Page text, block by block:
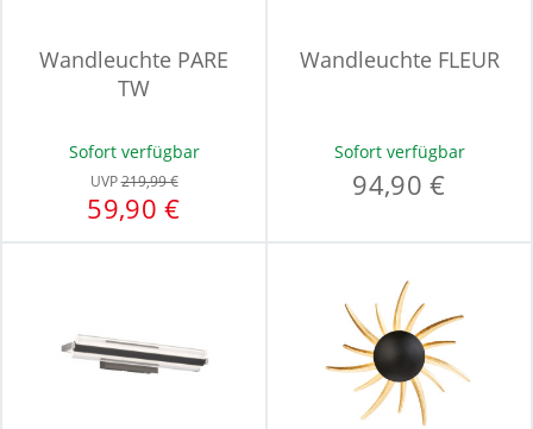
Wandleuchte PARE
TW
Sofort verfügbar
UVP219,99 €
59,90 €
Wandleuchte FLEUR
Sofort verfügbar
94,90 €